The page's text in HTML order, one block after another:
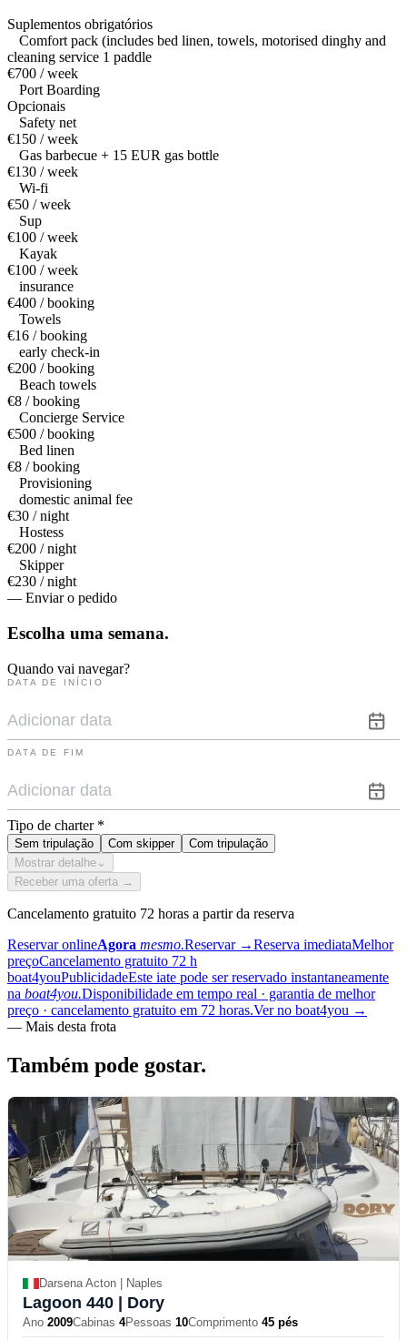
Suplementos obrigatórios
Comfort pack (includes bed linen, towels, motorised dinghy and
cleaning service 1 paddle
€700 / week
Port Boarding
Opcionais
Safety net
€150 / week
Gas barbecue + 15 EUR gas bottle
€130 / week
Wi-fi
€50 / week
Sup
€100 / week
Kayak
€100 / week
insurance
€400 / booking
Towels
€16 / booking
early check-in
€200 / booking
Beach towels
€8 / booking
Concierge Service
€500 / booking
Bed linen
€8 / booking
Provisioning
domestic animal fee
€30 / night
Hostess
€200 / night
Skipper
€230 / night
— Enviar o pedido
Escolha uma semana.
Quando vai navegar?
DATA DE INÍCIO
DATA DE FIM
Tipo de charter *
Sem tripulação Com skipper
Com tripulação
Mostrar detalhe ⌄
Receber uma oferta →
Cancelamento gratuito 72 horas a partir da reserva
Reservar onlineAgora mesmo.Reservar →Reserva imediataMelhor
preçoCancelamento gratuito 72 h
boat4youPublicidadeEste iate pode ser reservado instantaneamente
na boat4you.Disponibilidade em tempo real · garantia de melhor
preço · cancelamento gratuito em 72 horas.Ver no boat4you →
— Mais desta frota
Também pode gostar.
Darsena Acton | Naples
Lagoon 440 | Dory
Ano 2009Cabinas 4Pessoas 10Comprimento 45 pés